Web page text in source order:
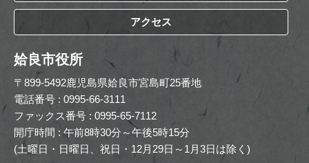
アクセス
姶良市役所
〒899-5492鹿児島県姶良市宮島町25番地
電話番号 : 0995-66-3111
ファックス番号 : 0995-65-7112
開庁時間 : 午前8時30分～午後5時15分
(土曜日・日曜日、祝日・12月29日～1月3日は除く)